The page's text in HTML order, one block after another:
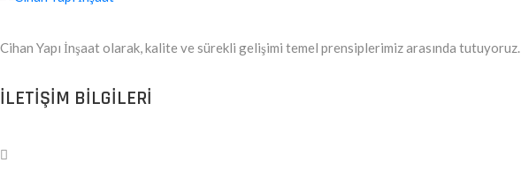
Cihan Yapı İnşaat olarak, kalite ve sürekli gelişimi temel prensiplerimiz arasında tutuyoruz.
ILETIŞIM BILGILERI